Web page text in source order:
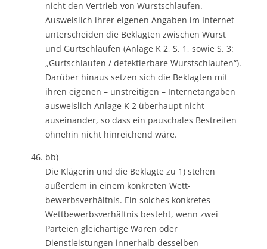
nicht den Vertrieb von Wurstschlaufen.
Ausweislich ihrer eigenen Angaben im Internet
unterscheiden die Beklagten zwischen Wurst
und Gurtschlaufen (Anlage K 2, S. 1, sowie S. 3:
„Gurtschlaufen / detektierbare Wurstschlaufen“).
Darüber hinaus setzen sich die Beklagten mit
ihren eigenen – unstreitigen – Internetangaben
ausweislich Anlage K 2 überhaupt nicht
auseinander, so dass ein pauschales Bestreiten
ohnehin nicht hinreichend wäre.
bb)
Die Klägerin und die Beklagte zu 1) stehen
außerdem in einem konkreten Wett-
bewerbsverhältnis. Ein solches konkretes
Wettbewerbsverhältnis besteht, wenn zwei
Parteien gleichartige Waren oder
Dienstleistungen innerhalb desselben